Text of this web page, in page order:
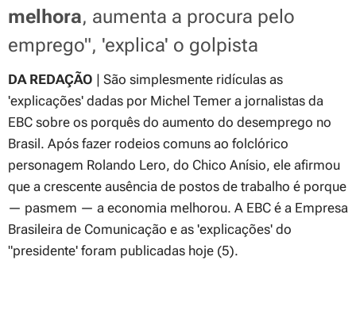
melhora, aumenta a procura pelo
emprego", 'explica' o golpista
DA REDAÇÃO | São simplesmente ridículas as
'explicações' dadas por Michel Temer a jornalistas da
EBC sobre os porquês do aumento do desemprego no
Brasil. Após fazer rodeios comuns ao folclórico
personagem Rolando Lero, do Chico Anísio, ele afirmou
que a crescente ausência de postos de trabalho é porque
— pasmem — a economia melhorou. A EBC é a Empresa
Brasileira de Comunicação e as 'explicações' do
"presidente' foram publicadas hoje (5).